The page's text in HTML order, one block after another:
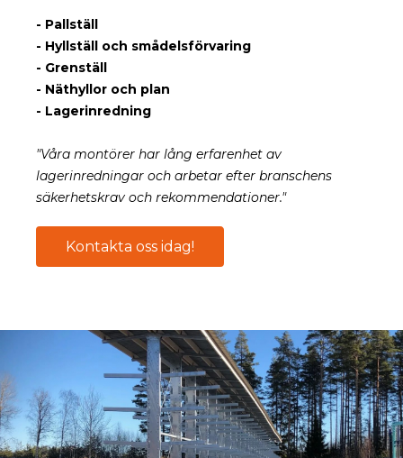
- Pallställ
- Hyllställ och smådelsförvaring
- Grenställ
- Näthyllor och plan
- Lagerinredning
"Våra montörer har lång erfarenhet av
lagerinredningar och arbetar efter branschens
säkerhetskrav och rekommendationer."
Kontakta oss idag!